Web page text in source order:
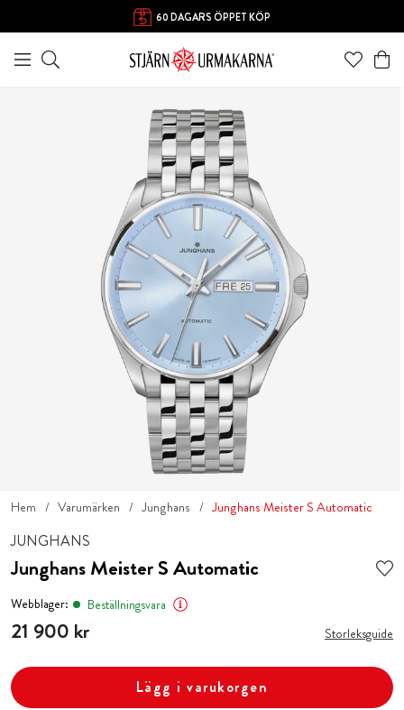
60 DAGARS ÖPPET KÖP
Hem Varumärken Junghans Junghans Meister S Automatic
JUNGHANS
Junghans Meister S Automatic
Webblager: Beställningsvara
Pris :21 900 kr
21 900 kr Storleksguide
Lägg i varukorgen